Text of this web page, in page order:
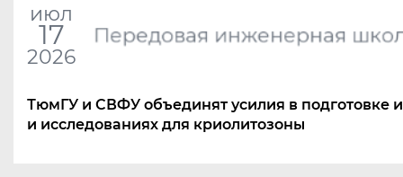
июл
17
2026
Передовая инженерная
ТюмГУ и СВФУ объединят усилия в подготовке
и исследованиях для криолитозоны